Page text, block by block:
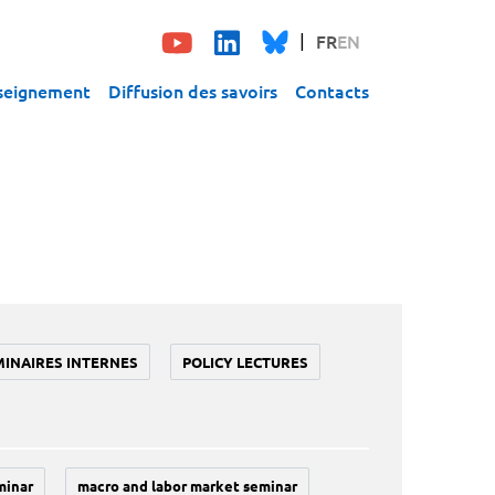
FREN
Diffusion des savoirs Contacts
INTERNES POLICY LECTURES
macro and labor market seminar